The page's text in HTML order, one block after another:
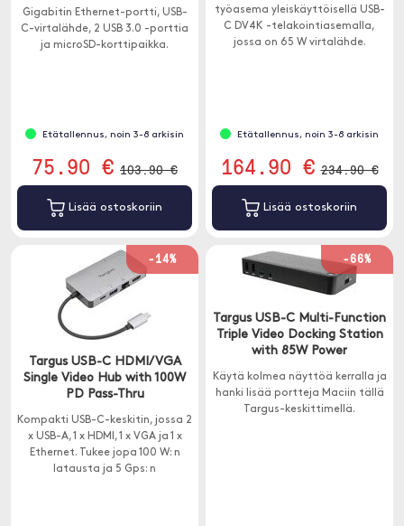
Gigabitin Ethernet-portti, USB-
C-virtalähde, 2 USB 3.0 -porttia
ja microSD-korttipaikka.
Etätallennus, noin 3-8 arkisin
75.90 € 103.90 €
Lisää ostoskoriin
työasema yleiskäyttöisellä USB-
C DV4K -telakointiasemalla,
jossa on 65 W virtalähde.
Etätallennus, noin 3-8 arkisin
164.90 € 234.90 €
Lisää ostoskoriin
-14%
Targus USB-C HDMI/VGA
Single Video Hub with 100W
PD Pass-Thru
Kompakti USB-C-keskitin, jossa 2
x USB-A, 1 x HDMI, 1 x VGA ja 1 x
Ethernet. Tukee jopa 100 W: n
latausta ja 5 Gps: n
-66%
Targus USB-C Multi-Function
Triple Video Docking Station
with 85W Power
Käytä kolmea näyttöä kerralla ja
hanki lisää portteja Maciin tällä
Targus-keskittimellä.